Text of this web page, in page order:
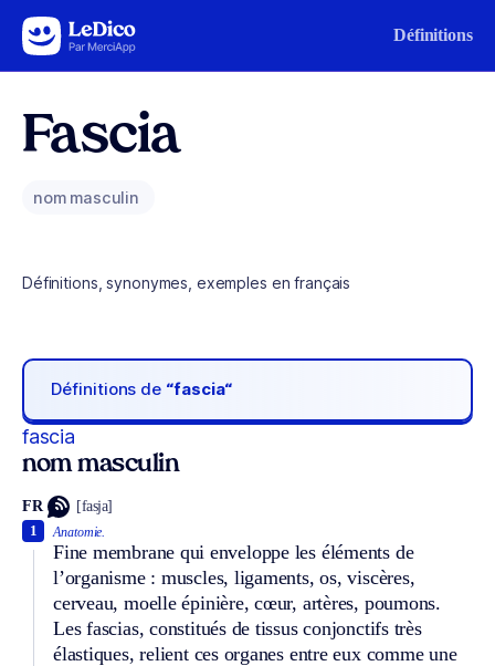
Aller au contenu Définitions
Fascia
nom masculin
Définitions, synonymes, exemples en français
Définitions de “fascia“
fascia
nom masculin
FR [fasja]
Anatomie.
Fine membrane qui enveloppe les éléments de
l’organisme : muscles, ligaments, os, viscères,
cerveau, moelle épinière, cœur, artères, poumons.
Les fascias, constitués de tissus conjonctifs très
élastiques, relient ces organes entre eux comme une
1